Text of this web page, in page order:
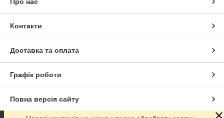
Про нас
Контакти
Доставка та оплата
Графік роботи
Повна версія сайту